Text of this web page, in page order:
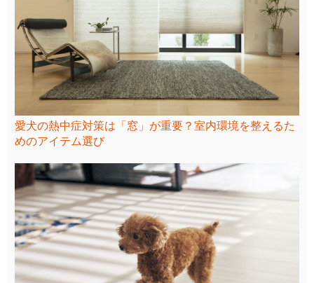
愛犬の熱中症対策は「窓」が重要？室内環境を整えるた
めのアイテム選び